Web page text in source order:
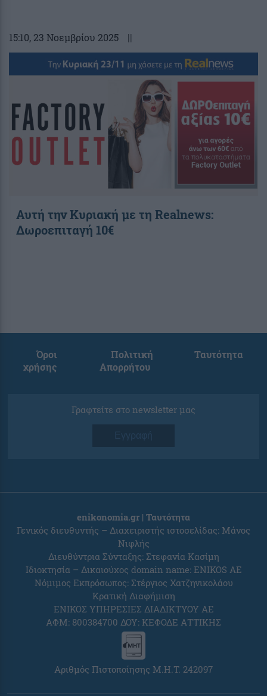
15:10, 23 Νοεμβρίου 2025 ||
Αυτή την Κυριακή με τη Realnews:
Δωροεπιταγή 10€
Όροι
χρήσης
Πολιτική
Απορρήτου
Ταυτότητα
Γραφτείτε στο newsletter μας
Εγγραφή
enikonomia.gr | Ταυτότητα
Γενικός διευθυντής – Διαχειριστής ιστοσελίδας: Μάνος
Νιφλής
Διευθύντρια Σύνταξης: Στεφανία Κασίμη
Ιδιοκτησία – Δικαιούχος domain name: ENIKOS AE
Νόμιμος Εκπρόσωπος: Στέργιος Χατζηνικολάου
Κρατική Διαφήμιση
ΕΝΙΚΟΣ ΥΠΗΡΕΣΙΕΣ ΔΙΑΔΙΚΤΥΟΥ ΑΕ
ΑΦΜ: 800384700 ΔΟΥ: ΚΕΦΟΔΕ ΑΤΤΙΚΗΣ
Αριθμός Πιστοποίησης Μ.Η.Τ. 242097